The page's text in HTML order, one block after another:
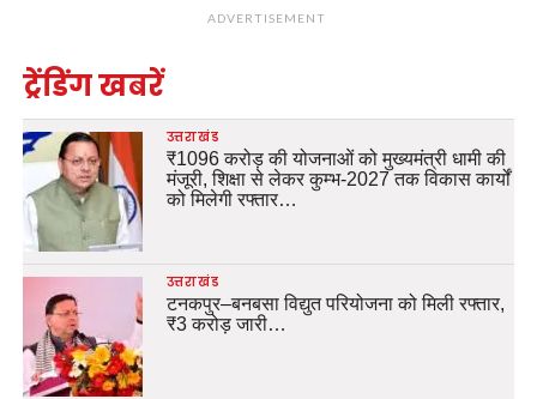
ADVERTISEMENT
ट्रेंडिंग खबरें
उत्तराखंड
₹1096 करोड़ की योजनाओं को मुख्यमंत्री धामी की
मंजूरी, शिक्षा से लेकर कुम्भ-2027 तक विकास कार्यों
को मिलेगी रफ्तार…
उत्तराखंड
टनकपुर–बनबसा विद्युत परियोजना को मिली रफ्तार,
₹3 करोड़ जारी…